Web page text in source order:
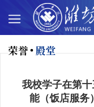
荣誉 殿堂
我校学子在第
能（饭店服务